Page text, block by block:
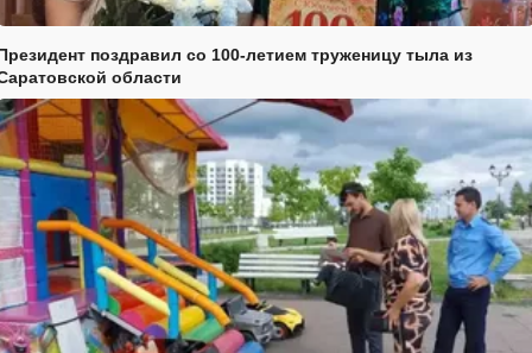
поздравил со 100-летием труженицу тыла из
области